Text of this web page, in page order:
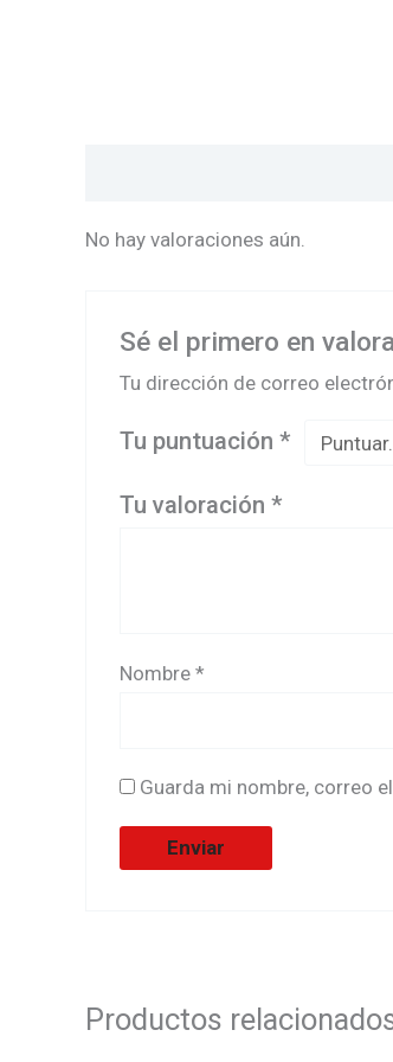
No hay valoraciones aún.
Sé el primero en
Tu dirección de correo
Tu puntuación*
Tu valoración*
Nombre*
Guarda mi nombre, correo
Productos